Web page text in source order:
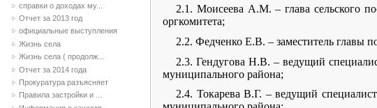
справки о доходах му...
Отчет за 2013 год
официальные выступления
Жизнь села
Жизнь села ( продолж...
Отчет за 2014 года
Прокуратура разъясняет
Правила застройки и ...
2.1. Моисеева А.М. – глава сельского
оргкомитета;
2.2. Федченко Е.В. – заместитель главы
2.3. Гендугова Н.В. – ведущий
муниципального района;
2.4. Токарева В.Г. – ведущий